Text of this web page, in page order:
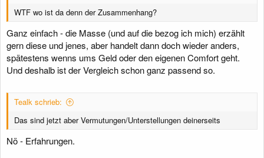
WTF wo ist da denn der Zusammenhang?
Ganz einfach - die Masse (und auf die bezog ich mich) erzählt
gern diese und jenes, aber handelt dann doch wieder anders,
spätestens wenns ums Geld oder den eigenen Comfort geht.
Und deshalb ist der Vergleich schon ganz passend so.
Tealk schrieb:
Das sind jetzt aber Vermutungen/Unterstellungen deinerseits
Nö - Erfahrungen.